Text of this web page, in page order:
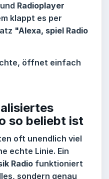
und Radioplayer
klappt es per
"Alexa, spiel Radio
öffnet einfach
so beliebt ist
oft unendlich viel
echte Linie. Ein
Radio funktioniert
sondern genau